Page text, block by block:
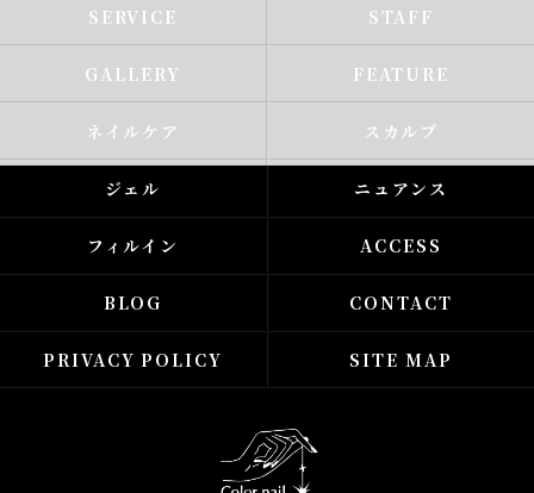
SERVICE STAFF
GALLERY FEATURE
ネイルケア スカルプ
ジェル ニュアンス
フィルイン ACCESS
BLOG CONTACT
PRIVACY POLICY SITE MAP